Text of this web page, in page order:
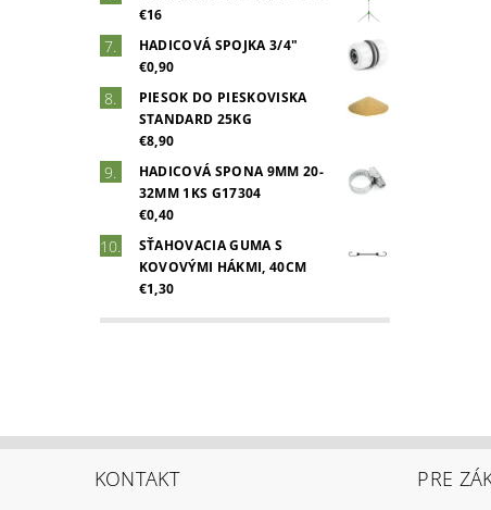
€16
HADICOVÁ SPOJKA 3/4"
€0,90
PIESOK DO PIESKOVISKA
STANDARD 25KG
€8,90
HADICOVÁ SPONA 9MM 20-
32MM 1KS G17304
€0,40
SŤAHOVACIA GUMA S
KOVOVÝMI HÁKMI, 40CM
€1,30
KONTAKT PRE